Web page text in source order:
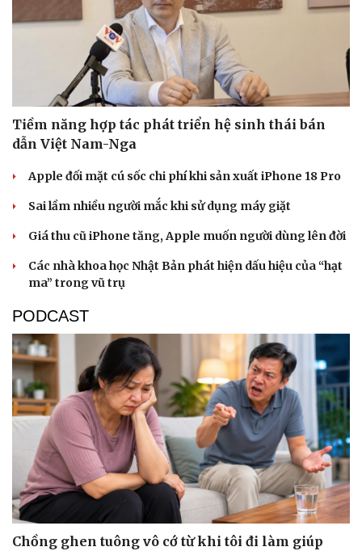
Tiềm năng hợp tác phát triển hệ sinh thái bán
dẫn Việt Nam-Nga
Apple đối mặt cú sốc chi phí khi sản xuất iPhone 18 Pro
Sai lầm nhiều người mắc khi sử dụng máy giặt
Giá thu cũ iPhone tăng, Apple muốn người dùng lên đời
Các nhà khoa học Nhật Bản phát hiện dấu hiệu của “hạt
ma” trong vũ trụ
PODCAST
Chồng ghen tuông vô cớ từ khi tôi đi làm giúp